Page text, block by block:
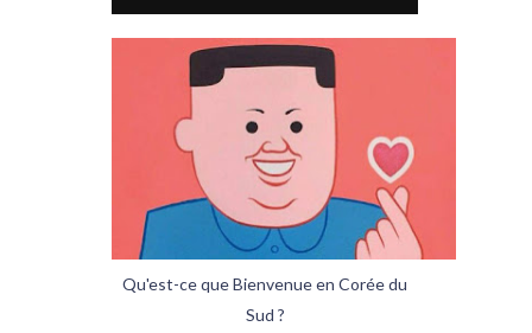
Qu'est-ce que Bienvenue en Corée du
Sud ?